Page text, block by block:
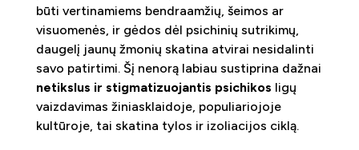
būti vertinamiems bendraamžių, šeimos ar
visuomenės, ir gėdos dėl psichinių sutrikimų,
daugelį jaunų žmonių skatina atvirai nesidalinti
savo patirtimi. Šį nenorą labiau sustiprina dažnai
netikslus ir stigmatizuojantis psichikos ligų
vaizdavimas žiniasklaidoje, populiariojoje
kultūroje, tai skatina tylos ir izoliacijos ciklą.